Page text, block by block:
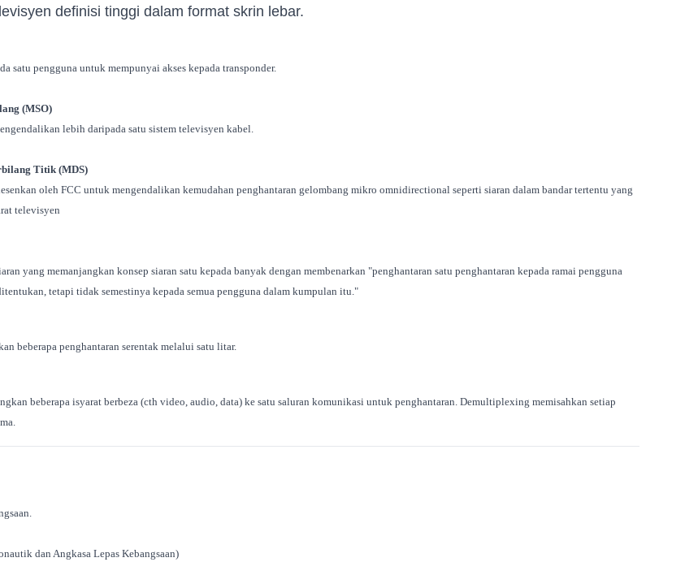
definisi tinggi dalam format skrin lebar.
satu pengguna untuk mempunyai akses kepada transponder.
(MSO)
lebih daripada satu sistem televisyen kabel.
Titik (MDS)
oleh FCC untuk mengendalikan kemudahan penghantaran gelombang mikro omnidirectional seperti siaran dalam bandar tertentu yang
televisyen
yang memanjangkan konsep siaran satu kepada banyak dengan membenarkan "penghantaran satu penghantaran kepada ramai pengguna
tetapi tidak semestinya kepada semua pengguna dalam kumpulan itu."
beberapa penghantaran serentak melalui satu litar.
beberapa isyarat berbeza (cth video, audio, data) ke satu saluran komunikasi untuk penghantaran. Demultiplexing memisahkan setiap
dan Angkasa Lepas Kebangsaan)